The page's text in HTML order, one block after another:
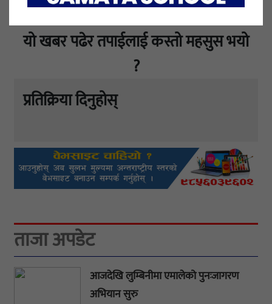
यो खबर पढेर तपाईलाई कस्तो महसुस भयो
?
प्रतिक्रिया दिनुहोस्
ताजा अपडेट
आजदेखि लुम्बिनीमा एमालेको पुनःजागरण
अभियान सुरु